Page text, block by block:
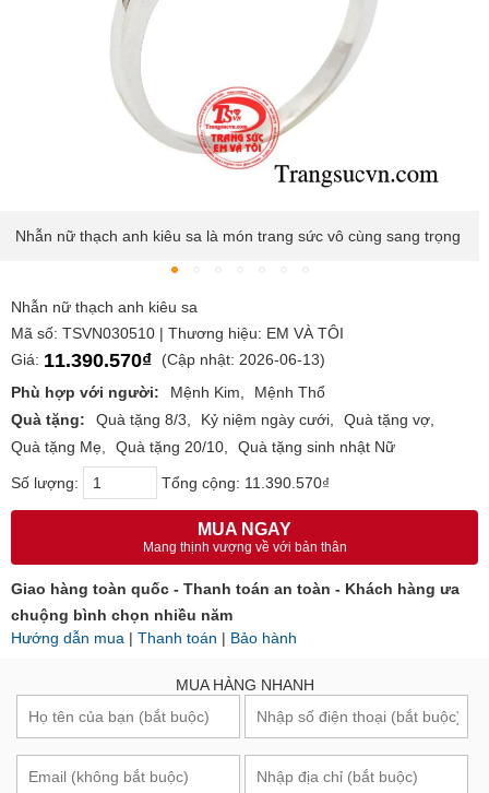
Nhẫn nữ thạch anh kiêu sa là món trang sức vô cùng sang trọng
Nhẫn nữ thạch anh kiêu sa
Mã số: TSVN030510 | Thương hiệu: EM VÀ TÔI
Giá: 11.390.570₫
(Cập nhật: 2026-06-13)
Phù hợp với người:
Mệnh Kim
Mệnh Thổ
Quà tặng:
Quà tặng 8/3 Kỷ niệm ngày cưới
Quà tặng vợ
Quà tặng Mẹ
Quà tặng 20/10 Quà tặng sinh nhật Nữ
Số lượng: Tổng cộng: 11.390.570₫
MUA NGAY
Mang thịnh vượng về với bản thân
Giao hàng toàn quốc - Thanh toán an toàn - Khách hàng ưa
chuộng bình chọn nhiều năm
Hướng dẫn mua | Thanh toán | Bảo hành
MUA HÀNG NHANH